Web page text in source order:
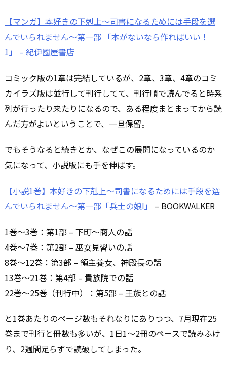
【マンガ】本好きの下剋上～司書になるためには手段を選
んでいられません～第一部 「本がないなら作ればいい！
1」 – 紀伊國屋書店
コミック版の1章は完結しているが、2章、3章、4章のコミ
カイラズ版は並行して刊行してて、刊行順で読んでると時系
列が行ったり来たりになるので、ある程度まとまってから読
んだ方がよいということで、一旦保留。
でもそうなると続きとか、なぜこの展開になっているのか
気になって、小説版にも手を伸ばす。
【小説1巻】本好きの下剋上～司書になるためには手段を選
んでいられません～第一部「兵士の娘I」
– BOOKWALKER
1巻〜3巻：第1部 – 下町〜商人の話
4巻〜7巻：第2部 – 巫女見習いの話
8巻〜12巻：第3部 – 領主養女、神殿長の話
13巻〜21巻：第4部 – 貴族院での話
22巻〜25巻（刊行中）：第5部 – 王族との話
と1巻あたりのページ数もそれなりにありつつ、7月現在25
巻まで刊行と冊数も多いが、1日1〜2冊のペースで読みふけ
り、2週間足らずで読破してしまった。